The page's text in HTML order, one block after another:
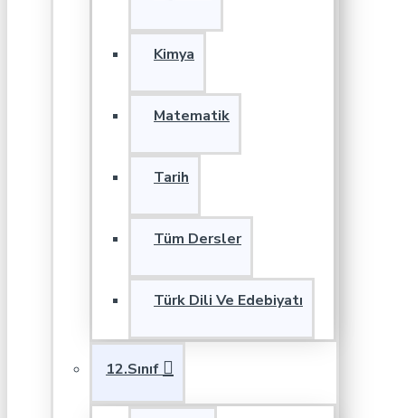
Kimya
Matematik
Tarih
Tüm Dersler
Türk Dili Ve Edebiyatı
12.Sınıf